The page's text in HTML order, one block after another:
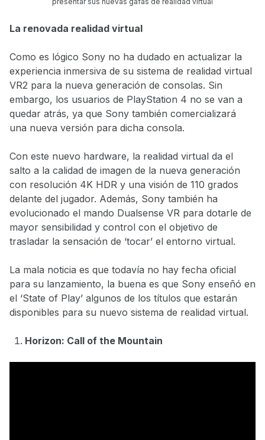
La renovada realidad virtual
Como es lógico Sony no ha dudado en actualizar la
experiencia inmersiva de su sistema de realidad virtual
VR2 para la nueva generación de consolas. Sin
embargo, los usuarios de PlayStation 4 no se van a
quedar atrás, ya que Sony también comercializará
una nueva versión para dicha consola.
Con este nuevo hardware, la realidad virtual da el
salto a la calidad de imagen de la nueva generación
con resolución 4K HDR y una visión de 110 grados
delante del jugador. Además, Sony también ha
evolucionado el mando Dualsense VR para dotarle de
mayor sensibilidad y control con el objetivo de
trasladar la sensación de ‘tocar’ el entorno virtual.
La mala noticia es que todavía no hay fecha oficial
para su lanzamiento, la buena es que Sony enseñó en
el ‘State of Play’ algunos de los títulos que estarán
disponibles para su nuevo sistema de realidad virtual.
Horizon: Call of the Mountain